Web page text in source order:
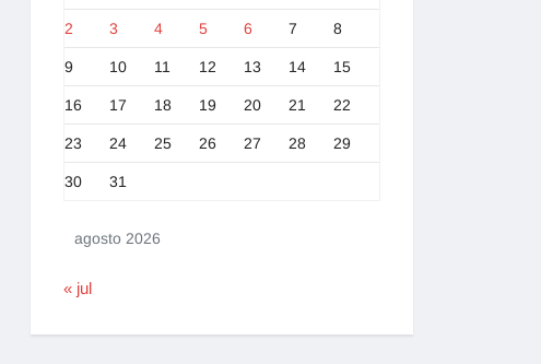
agosto 2026
2 3 4 5 6 7 8
9 10 11 12 13 14 15
16 17 18 19 20 21 22
23 24 25 26 27 28 29
30 31
« jul